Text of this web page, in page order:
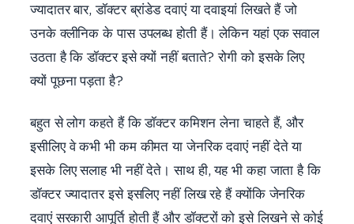
ज्यादातर बार, डॉक्टर ब्रांडेड दवाएं या दवाइयां लिखते हैं जो
उनके क्लीनिक के पास उपलब्ध होती हैं। लेकिन यहां एक सवाल
उठता है कि डॉक्टर इसे क्यों नहीं बताते? रोगी को इसके लिए
क्यों पूछना पड़ता है?
बहुत से लोग कहते हैं कि डॉक्टर कमिशन लेना चाहते हैं, और
इसीलिए वे कभी भी कम कीमत या जेनरिक दवाएं नहीं देते या
इसके लिए सलाह भी नहीं देते। साथ ही, यह भी कहा जाता है कि
डॉक्टर ज्यादातर इसे इसलिए नहीं लिख रहे हैं क्योंकि जेनरिक
दवाएं सरकारी आपूर्ति होती हैं और डॉक्टरों को इसे लिखने से कोई